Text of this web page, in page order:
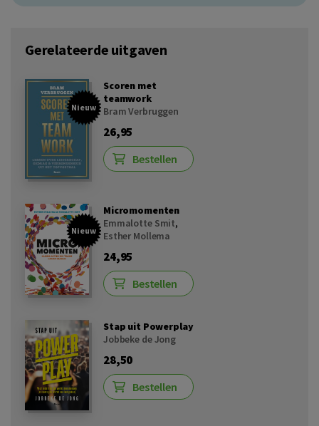
Gerelateerde uitgaven
Nieuw
Scoren met
teamwork
Bram Verbruggen
26,95
Bestellen
Nieuw
Micromomenten
Emmalotte Smit,
Esther Mollema
24,95
Bestellen
Stap uit Powerplay
Jobbeke de Jong
28,50
Bestellen